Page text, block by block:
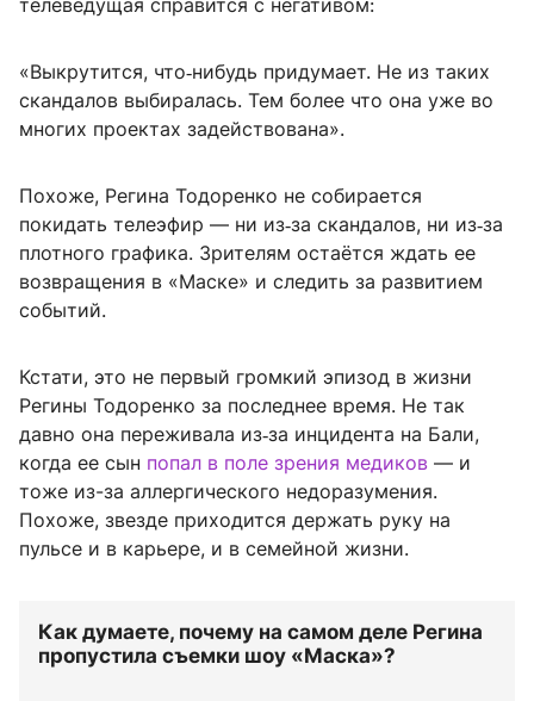
телеведущая справится с негативом:
«Выкрутится, что‑нибудь придумает. Не из таких
скандалов выбиралась. Тем более что она уже во
многих проектах задействована».
Похоже, Регина Тодоренко не собирается
покидать телеэфир — ни из‑за скандалов, ни из‑за
плотного графика. Зрителям остаётся ждать ее
возвращения в «Маске» и следить за развитием
событий.
Кстати, это не первый громкий эпизод в жизни
Регины Тодоренко за последнее время. Не так
давно она переживала из‑за инцидента на Бали,
когда ее сын попал в поле зрения медиков — и
тоже из-за аллергического недоразумения.
Похоже, звезде приходится держать руку на
пульсе и в карьере, и в семейной жизни.
Как думаете, почему на самом деле Регина
пропустила съемки шоу «Маска»?